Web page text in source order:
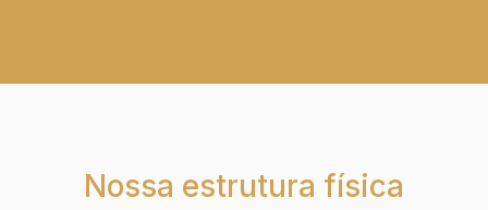
Nossa estrutura física​